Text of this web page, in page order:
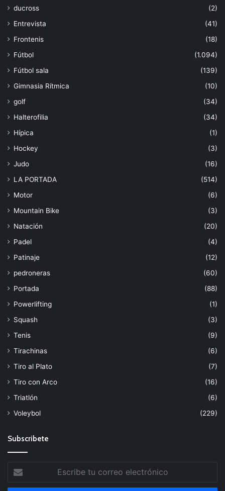
ducross
(2)
Entrevista
(41)
Frontenis
(18)
Fútbol
(1.094)
Fútbol sala
(139)
Gimnasia Rítmica
(10)
golf
(34)
Halterofilia
(34)
Hípica
(1)
Hockey
(3)
Judo
(16)
LA PORTADA
(514)
Motor
(6)
Mountain Bike
(3)
Natación
(20)
Padel
(4)
Patinaje
(12)
pedroneras
(60)
Portada
(88)
Powerlifting
(1)
Squash
(3)
Tenis
(9)
Tirachinas
(6)
Tiro al Plato
(7)
Tiro con Arco
(16)
Triatlón
(6)
Voleybol
(229)
Subscribete
tu
correo